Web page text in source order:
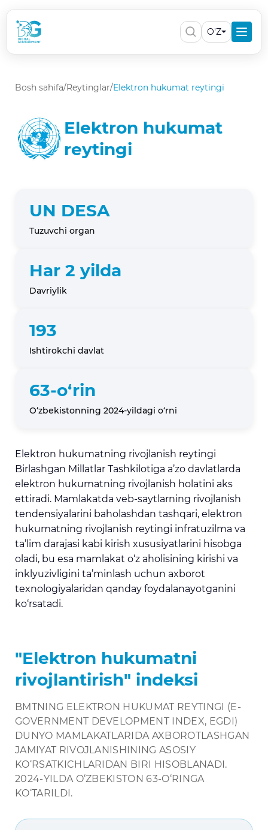
O'Z
Bosh sahifa/Reytinglar/Elektron hukumat reytingi
Elektron hukumat
reytingi
UN DESA
Tuzuvchi organ
Har 2 yilda
Davriylik
193
Ishtirokchi davlat
63-o‘rin
O‘zbekistonning 2024-yildagi o‘rni
Elektron hukumatning rivojlanish reytingi
Birlashgan Millatlar Tashkilotiga a’zo davlatlarda
elektron hukumatning rivojlanish holatini aks
ettiradi. Mamlakatda veb-saytlarning rivojlanish
tendensiyalarini baholashdan tashqari, elektron
hukumatning rivojlanish reytingi infratuzilma va
ta’lim darajasi kabi kirish xususiyatlarini hisobga
oladi, bu esa mamlakat o‘z aholisining kirishi va
inklyuzivligini ta’minlash uchun axborot
texnologiyalaridan qanday foydalanayotganini
ko‘rsatadi.
"Elektron hukumatni
rivojlantirish" indeksi
BMTNING ELEKTRON HUKUMAT REYTINGI (E-
GOVERNMENT DEVELOPMENT INDEX, EGDI)
DUNYO MAMLAKATLARIDA AXBOROTLASHGAN
JAMIYAT RIVOJLANISHINING ASOSIY
KO‘RSATKICHLARIDAN BIRI HISOBLANADI.
2024-YILDA O‘ZBEKISTON 63-O‘RINGA
KO‘TARILDI.